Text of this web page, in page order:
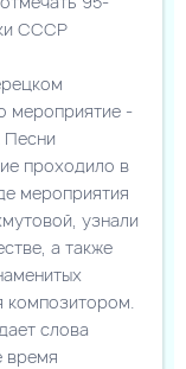
СССР
мероприятие -
Песни
проходило в
мероприятия
узнали
а также
композитором.
слова
время